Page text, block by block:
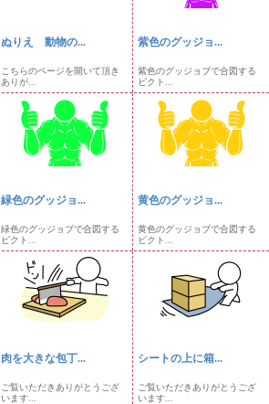
ぬりえ 動物の...
こちらのページを開いて頂き
ありが...
紫色のグッジョ...
紫色のグッジョブで合図する
ピクト...
緑色のグッジョ...
緑色のグッジョブで合図する
ピクト...
黄色のグッジョ...
黄色のグッジョブで合図する
ピクト...
肉を大きな包丁...
ご覧いただきありがとうござ
います...
シートの上に箱...
ご覧いただきありがとうござ
います...